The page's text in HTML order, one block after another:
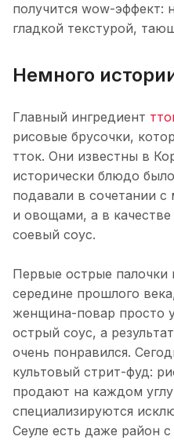
получится wow-эффект:
гладкой текстурой,
Немного
Главный ингредиент
рисовые брусочки,
тток. Они известны в
исторически блюдо
подавали в сочетании
и овощами, а в
соевый соус.
Первые острые палочки
середине прошлого
женщина-повар просто
острый соус, а
очень понравился.
культовый стрит-фуд:
продают на каждом
специализируются
Сеуле есть даже район